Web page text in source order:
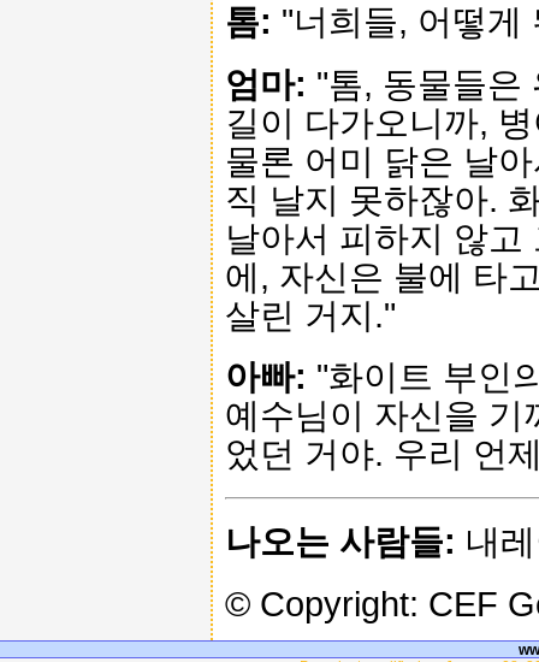
톰: "너희들, 어떻게
엄마: "톰, 동물들은
길이 다가오니까,
물론 어미 닭은 날
직 날지 못하잖아.
날아서 피하지 않
에, 자신은 불에 타
살린 거지."
아빠: "화이트 부인
예수님이 자신을 기
었던 거야. 우리 언
나오는 사람들: 내
© Copyright: CEF